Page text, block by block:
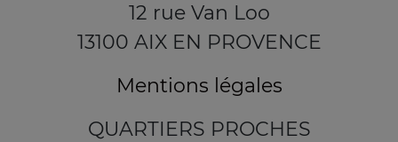
12 rue Van Loo
13100 AIX EN PROVENCE
Mentions légales
QUARTIERS PROCHES